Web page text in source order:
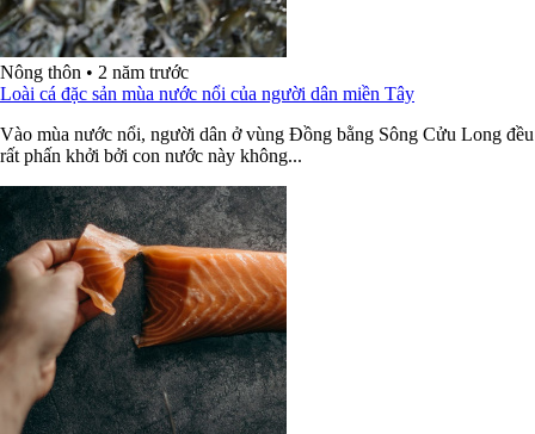
Nông thôn • 2 năm trước
Loài cá đặc sản mùa nước nổi của người dân miền Tây
Vào mùa nước nổi, người dân ở vùng Đồng bằng Sông Cửu Long đều
rất phấn khởi bởi con nước này không...